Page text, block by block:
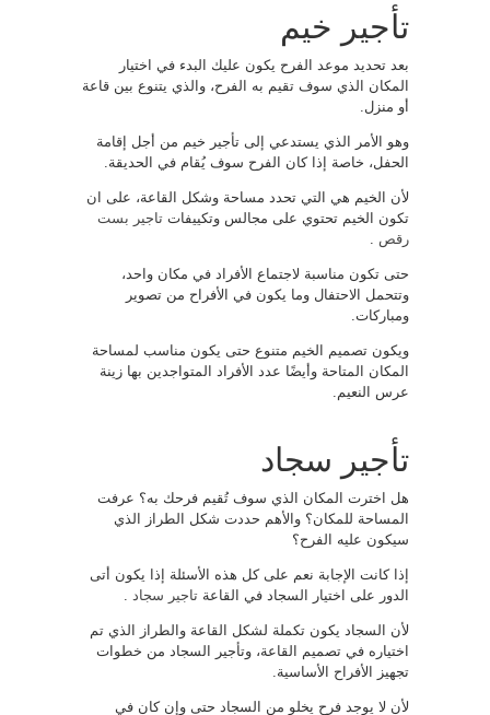
تأجير خيم
بعد تحديد موعد الفرح يكون عليك البدء في اختيار
المكان الذي سوف تقيم به الفرح، والذي يتنوع بين قاعة
أو منزل.
وهو الأمر الذي يستدعي إلى تأجير خيم من أجل إقامة
الحفل، خاصة إذا كان الفرح سوف يُقام في الحديقة.
لأن الخيم هي التي تحدد مساحة وشكل القاعة، على ان
تكون الخيم تحتوي على مجالس وتكييفات تاجير بست
رقص
حتى تكون مناسبة لاجتماع الأفراد في مكان واحد،
وتتحمل الاحتفال وما يكون في الأفراح من تصوير
ومباركات.
ويكون تصميم الخيم متنوع حتى يكون مناسب لمساحة
المكان المتاحة وأيضًا عدد الأفراد المتواجدين بها زينة
عرس النعيم.
تأجير سجاد
هل اخترت المكان الذي سوف تُقيم فرحك به؟ عرفت
المساحة للمكان؟ والأهم حددت شكل الطراز الذي
سيكون عليه الفرح؟
إذا كانت الإجابة نعم على كل هذه الأسئلة إذا يكون أتى
الدور على اختيار السجاد في القاعة تاجير سجاد
لأن السجاد يكون تكملة لشكل القاعة والطراز الذي تم
اختياره في تصميم القاعة، وتأجير السجاد من خطوات
تجهيز الأفراح الأساسية.
لأن لا يوجد فرح يخلو من السجاد حتى وإن كان في